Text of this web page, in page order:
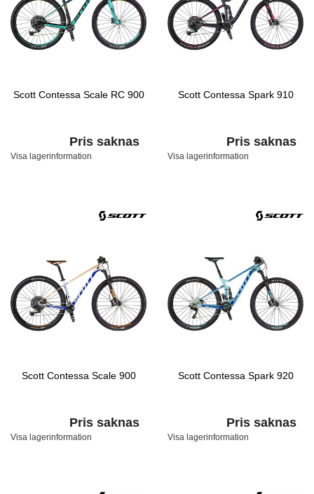
Scott Contessa Scale RC 900
Pris saknas
Visa lagerinformation
Scott Contessa Spark 910
Pris saknas
Visa lagerinformation
Scott Contessa Scale 900
Pris saknas
Visa lagerinformation
Scott Contessa Spark 920
Pris saknas
Visa lagerinformation